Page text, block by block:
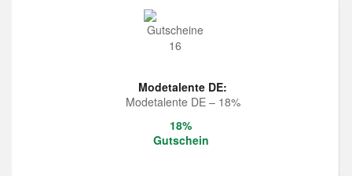
Modetalente DE:
Modetalente DE – 18%
18%
Gutschein